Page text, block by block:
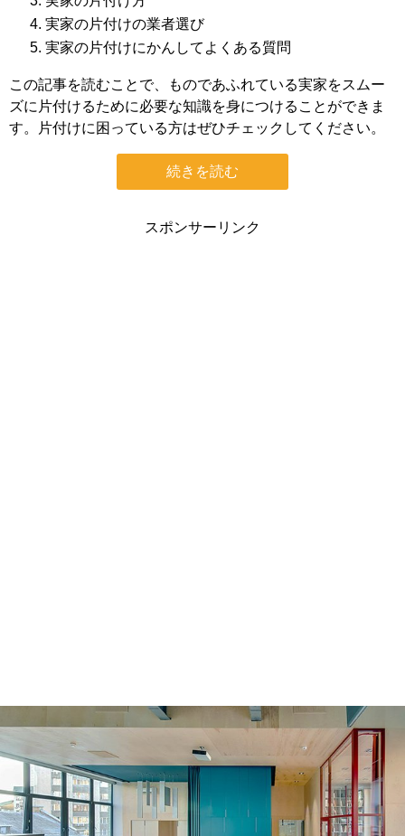
実家の片付けの業者選び
実家の片付けにかんしてよくある質問
この記事を読むことで、ものであふれている実家をスムー
ズに片付けるために必要な知識を身につけることができま
す。片付けに困っている方はぜひチェックしてください。
続きを読む
スポンサーリンク